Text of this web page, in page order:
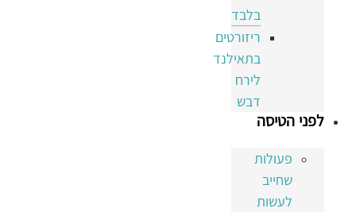
בלבד
ריזורטים
בתאילנד
לירח
דבש
לפני הטיסה
פעולות
שחייב
לעשות